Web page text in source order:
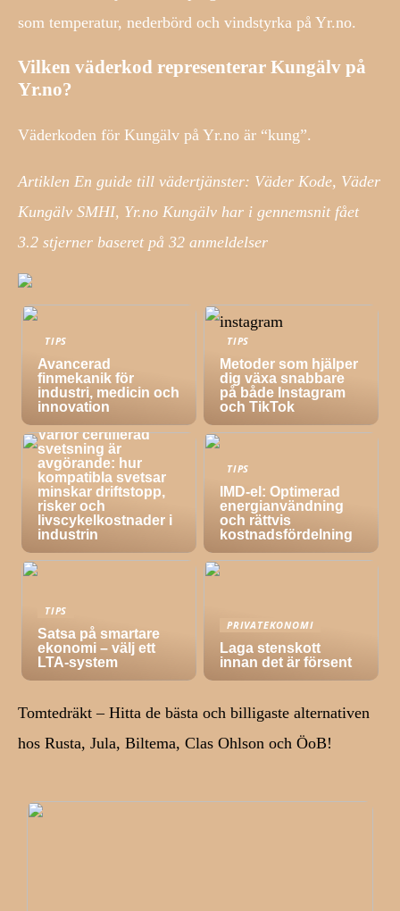
som temperatur, nederbörd och vindstyrka på Yr.no.
Vilken väderkod representerar Kungälv på
Yr.no?
Väderkoden för Kungälv på Yr.no är “kung”.
Artiklen En guide till vädertjänster: Väder Kode, Väder
Kungälv SMHI, Yr.no Kungälv har i gennemsnit fået
3.2 stjerner baseret på 32 anmeldelser
TIPS
Avancerad
finmekanik för
industri, medicin och
innovation
TIPS
Metoder som hjälper
dig växa snabbare
på både Instagram
och TikTok
TIPS
Varför certifierad
svetsning är
avgörande: hur
kompatibla svetsar
minskar driftstopp,
risker och
livscykelkostnader i
industrin
TIPS
IMD-el: Optimerad
energianvändning
och rättvis
kostnadsfördelning
TIPS
Satsa på smartare
ekonomi – välj ett
LTA-system
PRIVATEKONOMI
Laga stenskott
innan det är försent
Tomtedräkt – Hitta de bästa och billigaste alternativen
hos Rusta, Jula, Biltema, Clas Ohlson och ÖoB!